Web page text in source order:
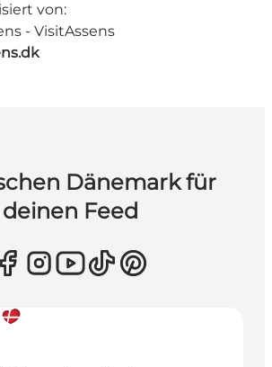
von:
- VisitAssens
Dänemark für
deinen Feed